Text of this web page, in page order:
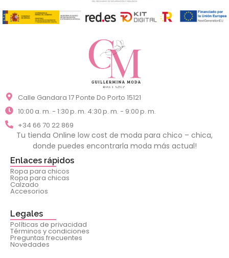
Calle Gandara 17 Ponte Do Porto 15121
10:00 a. m. - 1:30 p. m. 4:30 p. m. - 9:00 p. m.
+34 66 70 22 869
Tu tienda Online low cost de moda para chico – chica,
donde puedes encontrarla moda más actual!
Enlaces rápidos
Ropa para chicos
Ropa para chicas
Calzado
Accesorios
Legales
Políticas de privacidad
Términos y condiciones
Preguntas frecuentes
Novedades